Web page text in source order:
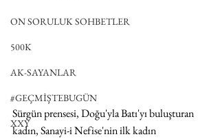
ON SORULUK SOHBETLER
500K
AK-SAYANLAR
#GEÇMİŞTEBUGÜN
XXY
Sürgün prensesi, Doğu'yla Batı'yı buluşturan
kadın, Sanayi-i Nefise'nin ilk kadın